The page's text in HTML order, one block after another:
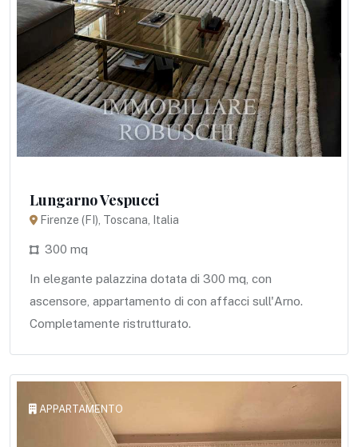
Lungarno Vespucci
Firenze (FI), Toscana, Italia
300 mq
In elegante palazzina dotata di 300 mq, con
ascensore, appartamento di con affacci sull'Arno.
Completamente ristrutturato.
APPARTAMENTO